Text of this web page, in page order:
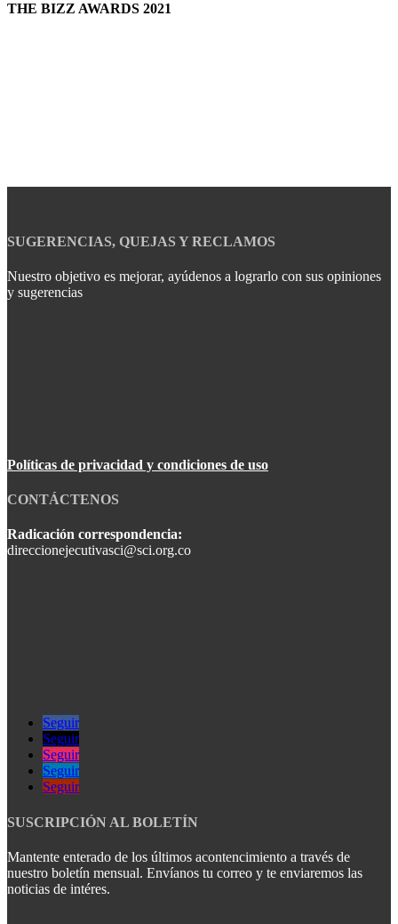
THE BIZZ AWARDS 2021
SUGERENCIAS, QUEJAS Y RECLAMOS
Nuestro objetivo es mejorar, ayúdenos a lograrlo con sus opiniones
y sugerencias
Políticas de privacidad y condiciones de uso
CONTÁCTENOS
Radicación correspondencia:
direccionejecutivasci@sci.org.co
Seguir
Seguir
Seguir
Seguir
Seguir
SUSCRIPCIÓN AL BOLETÍN
Mantente enterado de los últimos acontencimiento a través de
nuestro boletín mensual. Envíanos tu correo y te enviaremos las
noticias de intéres.